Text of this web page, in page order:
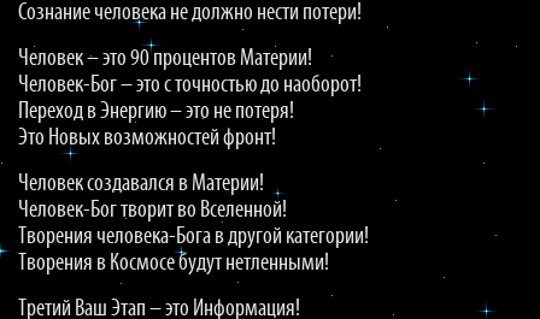
Сознание человека не должно нести потери!
Человек – это 90 процентов Материи!
Человек-Бог – это с точностью до наоборот!
Переход в Энергию – это не потеря!
Это Новых возможностей фронт!
Человек создавался в Материи!
Человек-Бог творит во Вселенной!
Творения человека-Бога в другой категории!
Творения в Космосе будут нетленными!
Третий Ваш Этап – это Информация!